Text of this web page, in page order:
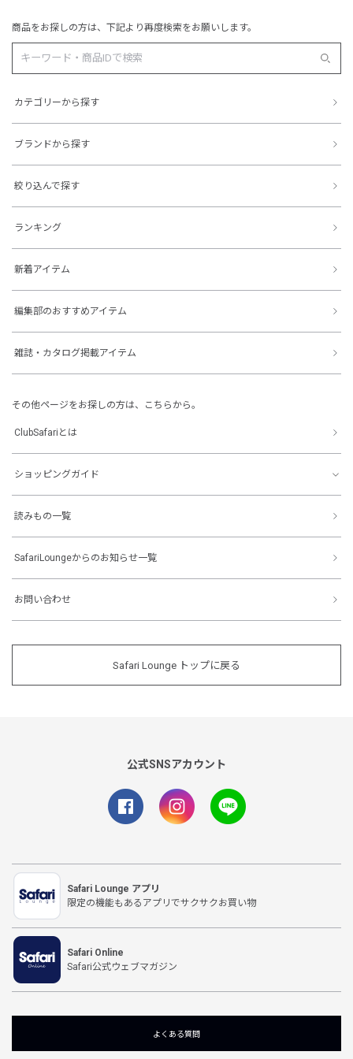
商品をお探しの方は、下記より再度検索をお願いします。
カテゴリーから探す
ブランドから探す
絞り込んで探す
ランキング
新着アイテム
編集部のおすすめアイテム
雑誌・カタログ掲載アイテム
その他ページをお探しの方は、こちらから。
ClubSafariとは
ショッピングガイド
読みもの一覧
SafariLoungeからのお知らせ一覧
お問い合わせ
Safari Lounge トップに戻る
公式SNSアカウント
Safari Lounge アプリ
限定の機能もあるアプリでサクサクお買い物
Safari Online
Safari公式ウェブマガジン
よくある質問